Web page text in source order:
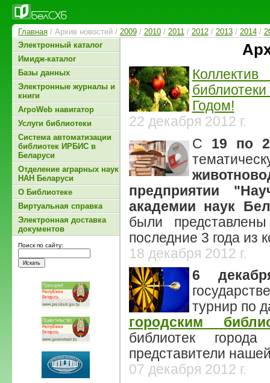
Главная/ Архив новостей / 2009/ 2010/ 2011/ 2012/ 2013/ 2014/
Электронный каталог
Имидж-каталог
Базы данных
Электронные журналы и
книги
АгроWeb навигатор
Услуги библиотеки
Система автоматизации
библиотек ИРБИС в
Беларуси
Отделение аграрных наук
НАН Беларуси
О Библиотеке
Виртуальная справка
Электронная доставка
документов
Поиск по сайту:
Годом!
22 декабря 2012 г.
С 19 по
предприятии
академии наук
были
последние 3 года из
18 декабря 2012 г.
6
турнир по
городским
библиотек
представители
07 декабря 2012 г.